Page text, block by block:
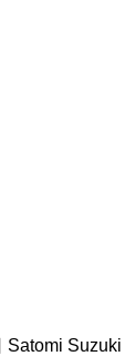
Satomi Suzuki